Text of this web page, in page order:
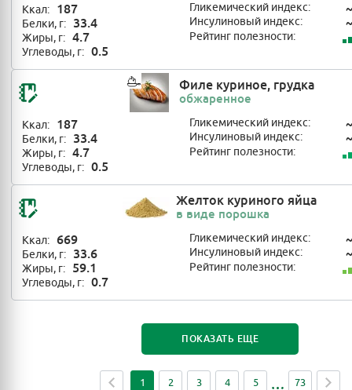
Ккал: 187
Белки, г: 33.4
Жиры, г: 4.7
Углеводы, г: 0.5
Гликемический индекс: ~
Инсулиновый индекс: ~
Рейтинг полезности:
Филе куриное, грудка
обжаренное
Ккал: 187
Белки, г: 33.4
Жиры, г: 4.7
Углеводы, г: 0.5
Гликемический индекс: ~
Инсулиновый индекс: ~
Рейтинг полезности:
Желток куриного яйца
в виде порошка
Ккал: 669
Белки, г: 33.6
Жиры, г: 59.1
Углеводы, г: 0.7
Гликемический индекс: ~
Инсулиновый индекс: ~
Рейтинг полезности:
ПОКАЗАТЬ ЕЩЕ
1 2 3 4 5 73